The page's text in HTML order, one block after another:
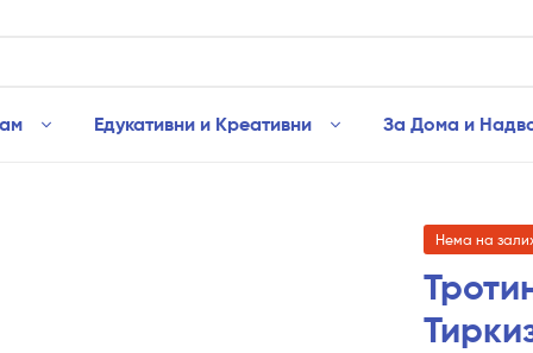
Едукативни и Креативни За Дома и
Нема на